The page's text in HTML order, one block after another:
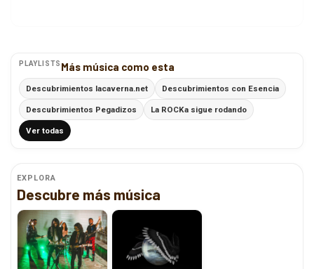
PLAYLISTS Más música como esta
Descubrimientos lacaverna.net Descubrimientos con Esencia
Descubrimientos Pegadizos La ROCKa sigue rodando
Ver todas
EXPLORA
Descubre más música